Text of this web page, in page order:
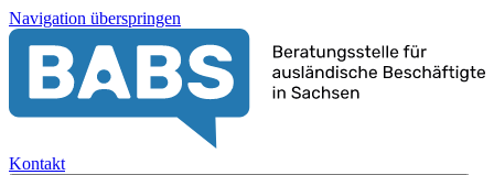
Navigation überspringen
Kontakt